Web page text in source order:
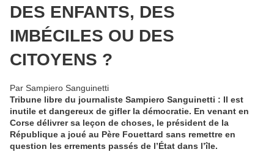
DES ENFANTS, DES
IMBÉCILES OU DES
CITOYENS ?
Par Sampiero Sanguinetti
Tribune libre du journaliste Sampiero Sanguinetti : Il est
inutile et dangereux de gifler la démocratie. En venant en
Corse délivrer sa leçon de choses, le président de la
République a joué au Père Fouettard sans remettre en
question les errements passés de l’État dans l’île.